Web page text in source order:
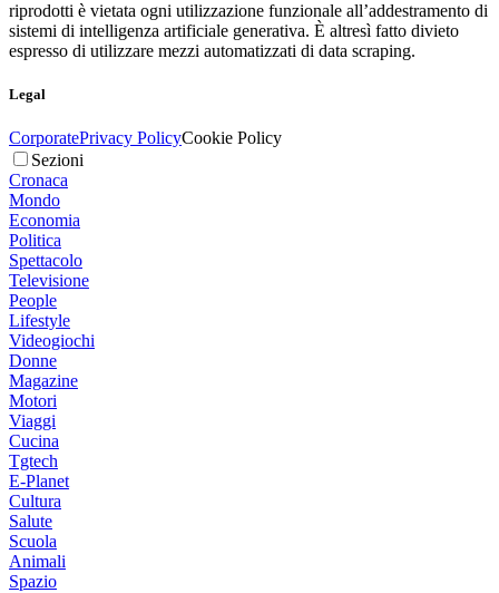
riprodotti è vietata ogni utilizzazione funzionale all’addestramento di
sistemi di intelligenza artificiale generativa. È altresì fatto divieto
espresso di utilizzare mezzi automatizzati di data scraping.
Legal
CorporatePrivacy PolicyCookie Policy
Sezioni
Cronaca
Mondo
Economia
Politica
Spettacolo
Televisione
People
Lifestyle
Videogiochi
Donne
Magazine
Motori
Viaggi
Cucina
Tgtech
E-Planet
Cultura
Salute
Scuola
Animali
Spazio